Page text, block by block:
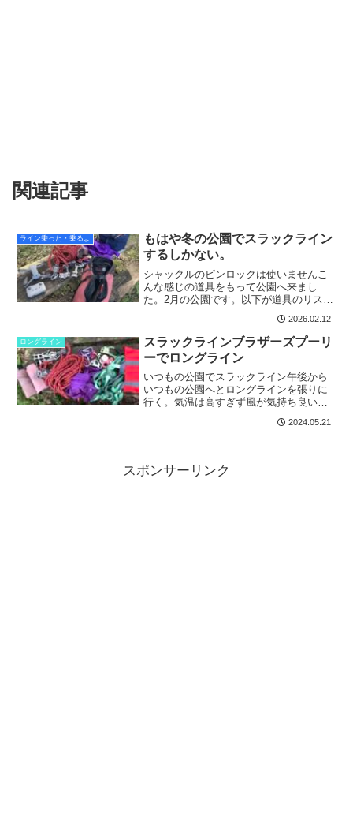
関連記事
ライン乗った・乗るよ
もはや冬の公園でスラックライン
するしかない。
シャックルのピンロックは使いませんこ
んな感じの道具をもって公園へ来まし
た。2月の公園です。以下が道具のリスト
42リットル 神ザックDJI air2 ほぼ完
成した機体slack.fr ムーンウォーク 軽い
歩...
2026.02.12
ロングライン
スラックラインブラザーズプーリ
ーでロングライン
いつもの公園でスラックライン午後から
いつもの公園へとロングラインを張りに
行く。気温は高すぎず風が気持ち良い季
プーリーセットはスラックラインブラザ
2024.05.21
スポンサーリンク